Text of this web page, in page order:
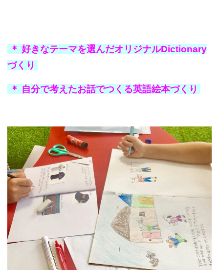
＊ 好きなテーマを選んだオリジナルDictionary
づくり
＊ 自分で考えたお話でつくる英語絵本づくり